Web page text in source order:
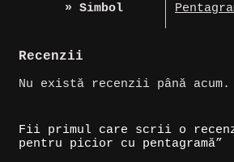
» Simbol
Recenzii
Nu există recenzii până acum.
Fii primul care scrii o
pentru picior cu pentagramă”